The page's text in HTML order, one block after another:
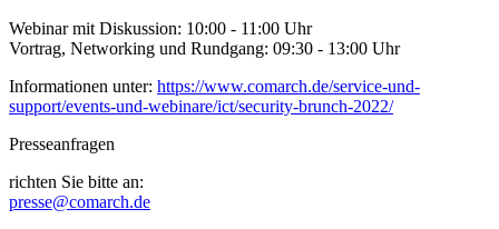
Webinar mit Diskussion: 10:00 - 11:00 Uhr
Vortrag, Networking und Rundgang: 09:30 - 13:00 Uhr
Informationen unter: https://www.comarch.de/service-und-
support/events-und-webinare/ict/security-brunch-2022/
Presseanfragen
richten Sie bitte an:
presse@comarch.de